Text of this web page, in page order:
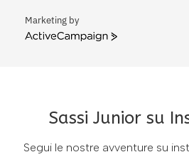
Marketing by
ActiveCampaign
Sassi Junior su
Segui le nostre avventure su